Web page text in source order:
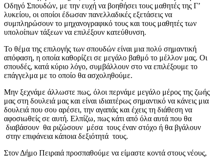
Οδηγό Σπουδών, με την ευχή να βοηθήσει τους μαθητές της Γ’
λυκείου, οι οποίοι έδωσαν πανελλαδικές εξετάσεις να
συμπληρώσουν το μηχανογραφικό τους και τους μαθητές των
υπολοίπων τάξεων να επιλέξουν κατεύθυνση.
Το θέμα της επιλογής των σπουδών είναι μια πολύ σημαντική
απόφαση, η οποία καθορίζει σε μεγάλο βαθμό το μέλλον μας. Οι
σπουδές, κατά κύριο λόγο, συμβάλλουν στο να επιλέξουμε το
επάγγελμα με το οποίο θα ασχοληθούμε.
Μην ξεχνάμε άλλωστε πως, όλοι περνάμε μεγάλο μέρος της ζωής
μας στη δουλειά μας και είναι ιδιαιτέρως σημαντικό να κάνεις μια
δουλειά που σου αρέσει, την αγαπάς και έχεις τη διάθεση να
αφοσιωθείς σε αυτή. Ελπίζω, πως κάτι από όλα αυτά που θα
διαβάσουν θα ριζώσουν μέσα τους έναν στόχο ή θα βγάλουν
στην επιφάνεια κάποια δεξιότητά τους.
Στον Δήμο Πειραιά προσπαθούμε να είμαστε κοντά στους νέους,